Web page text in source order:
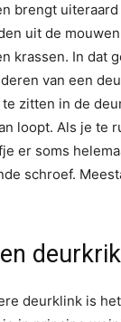
brengt
uit de
krassen. In dat
van een
zitten in de
loopt. Als je te
er soms
schroef.
deurkrik
deurklink is